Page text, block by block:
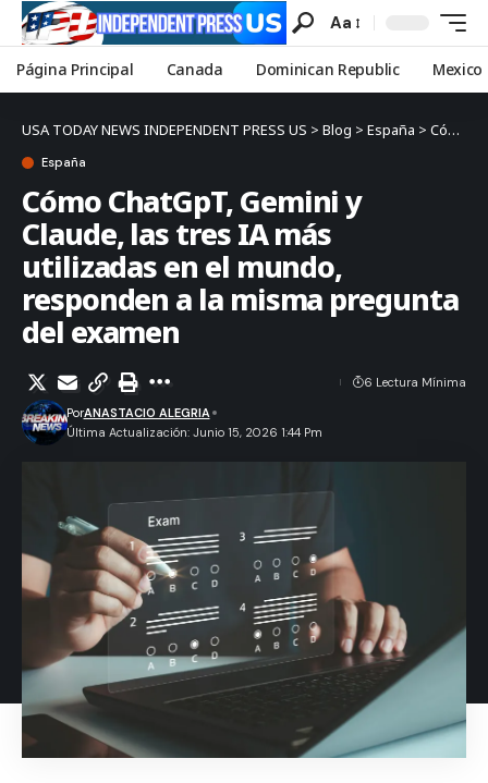
Aa
Página Principal Canada Dominican Republic Mexico
USA TODAY NEWS INDEPENDENT PRESS US > Blog > España > Cómo ChatGpT, Gemini y Claude, las tres IA más utilizadas en el mundo, responden a la misma pregunta del examen
España
Cómo ChatGpT, Gemini y
Claude, las tres IA más
utilizadas en el mundo,
responden a la misma pregunta
del examen
Última Actualización: Junio 15, 2026 1:44 Pm
PorANASTACIO ALEGRIA
6 Lectura Mínima